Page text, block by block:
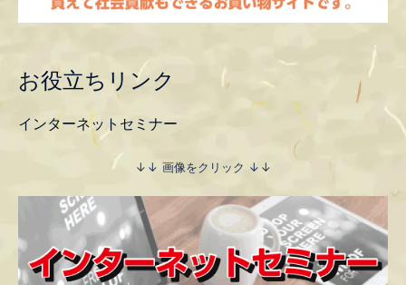
お役立ちリンク
インターネットセミナー
↓↓ 画像をクリック ↓↓